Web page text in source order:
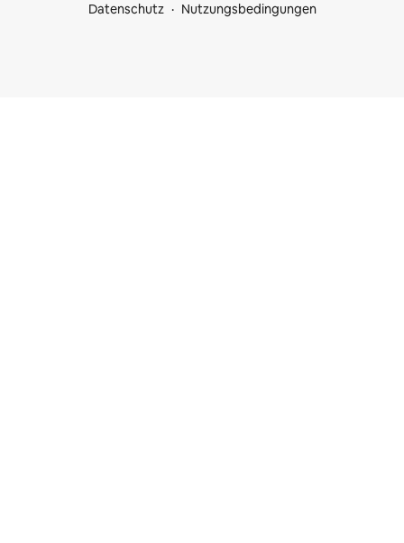
Datenschutz
Nutzungsbedingungen